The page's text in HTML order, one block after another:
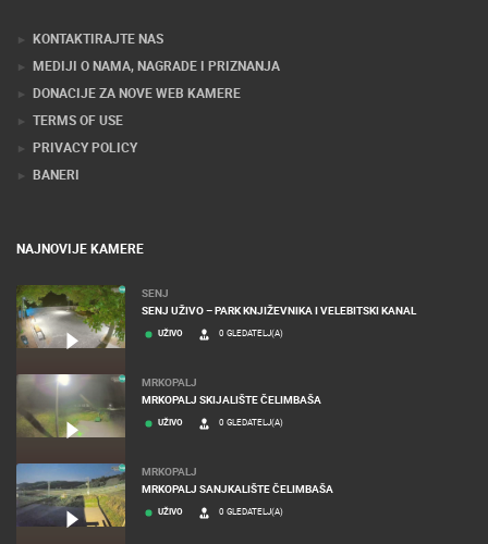
KONTAKTIRAJTE NAS
MEDIJI O NAMA, NAGRADE I PRIZNANJA
DONACIJE ZA NOVE WEB KAMERE
TERMS OF USE
PRIVACY POLICY
BANERI
NAJNOVIJE KAMERE
SENJ
SENJ UŽIVO – PARK KNJIŽEVNIKA I VELEBITSKI KANAL
UŽIVO 0 GLEDATELJ(A)
MRKOPALJ
MRKOPALJ SKIJALIŠTE ČELIMBAŠA
UŽIVO 0 GLEDATELJ(A)
MRKOPALJ
MRKOPALJ SANJKALIŠTE ČELIMBAŠA
UŽIVO 0 GLEDATELJ(A)